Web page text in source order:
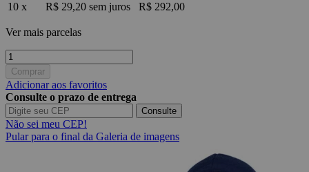
10 x
R$ 29,20 sem juros R$ 292,00
Ver mais parcelas
Comprar
Adicionar aos favoritos
Consulte o prazo de entrega
Consulte
Não sei meu CEP!
Pular para o final da Galeria de imagens